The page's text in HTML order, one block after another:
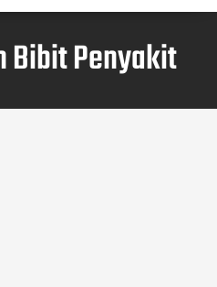
Bibit Penyakit